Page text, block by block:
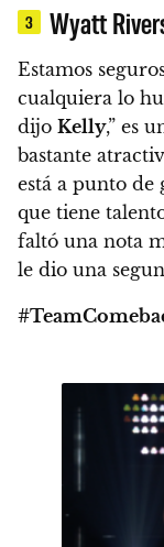
3 Wyatt
Estamos
cualquiera lo
dijo Kelly,” es
bastante
está a punto de
que tiene
faltó una nota
le dio una